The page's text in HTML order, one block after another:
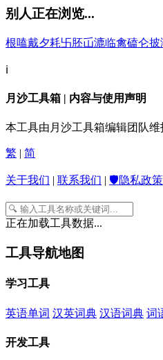
别人正在浏览...
根嗑戴夕耗卐胚屲漉临禽磕仑披
ℹ️
月沙工具箱 | 内容与使用声明
本工具由月沙工具箱编辑团队
繁 简
关于我们 联系我们 🛡️隐私政策
正在加载工具数据...
工具导航地图
学习工具
英语单词 汉英词典 汉语词典 词
开发工具